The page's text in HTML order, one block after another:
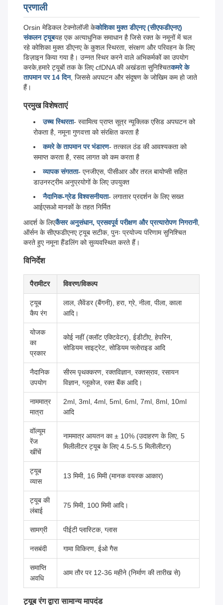
प्रणाली
Orsin मेडिकल टेक्नोलॉजी केकोशिका मुक्त डीएनए (सीएफडीएनए)
संकलन ट्यूबयह एक अत्याधुनिक समाधान है जिसे रक्त के नमूनों में चल
रहे कोशिका मुक्त डीएनए के कुशल स्थिरता, संरक्षण और परिवहन के लिए
डिज़ाइन किया गया है। उन्नत स्थिर करने वाले अभिकर्मकों का उपयोग
करके,हमारे ट्यूबों तक के लिए cfDNA की अखंडता सुनिश्चितकमरे के
तापमान पर 14 दिन, जिससे अपघटन और संदूषण के जोखिम कम हो जाते
हैं।
प्रमुख विशेषताएं
उच्च स्थिरता- स्वामित्व प्राप्त सूत्र न्यूक्लिक एसिड अपघटन को
रोकता है, नमूना गुणवत्ता को संरक्षित करता है
कमरे के तापमान पर भंडारण- तत्काल ठंड की आवश्यकता को
समाप्त करता है, रसद लागत को कम करता है
व्यापक संगतता- एनजीएस, पीसीआर और तरल बायोप्सी सहित
डाउनस्ट्रीम अनुप्रयोगों के लिए उपयुक्त
नैदानिक-ग्रेड विश्वसनीयता- लगातार प्रदर्शन के लिए सख्त
आईएसओ मानकों के तहत निर्मित
आदर्श के लिएकैंसर अनुसंधान, प्रसवपूर्व परीक्षण और प्रत्यारोपण निगरानी,
ऑर्सन के सीएफडीएनए ट्यूब सटीक, पुनः प्रयोज्य परिणाम सुनिश्चित
करते हुए नमूना हैंडलिंग को सुव्यवस्थित करते हैं।
विनिर्देश
पैरामीटर विवरण/विकल्प
ट्यूब
कैप रंग
लाल, लैवेंडर (बैंगनी), हरा, ग्रे, नीला, पीला, काला
आदि।
योजक
का
प्रकार
कोई नहीं (क्लॉट एक्टिवेटर), ईडीटीए, हेपरिन,
सोडियम साइट्रेट, सोडियम फ्लोराइड आदि
नैदानिक
उपयोग
सीरम पृथक्करण, रक्तविज्ञान, रक्तस्राव, रसायन
विज्ञान, ग्लूकोज, रक्त बैंक आदि।
नाममात्र
मात्रा
2ml, 3ml, 4ml, 5ml, 6ml, 7ml, 8ml, 10ml
आदि
वॉल्यूम
रेंज
खींचें
नाममात्र आयतन का ± 10% (उदाहरण के लिए, 5
मिलीलीटर ट्यूब के लिए 4.5-5.5 मिलीलीटर)
ट्यूब
व्यास
13 मिमी, 16 मिमी (मानक वयस्क आकार)
ट्यूब की
लंबाई
75 मिमी, 100 मिमी आदि।
सामग्री पीईटी प्लास्टिक, ग्लास
नसबंदी गामा विकिरण, ईओ गैस
समाप्ति
अवधि
आम तौर पर 12-36 महीने (निर्माण की तारीख से)
ट्यूब रंग द्वारा सामान्य मापदंड